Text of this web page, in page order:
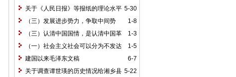
方针*
5-30
关于《人民日报》等报纸的理论水平
的批语〔1〕
1-8
（三）发展进步势力，争取中间势
力，孤立顽固势力
1-3
（三）认清中国国情，是认清中国革
命一切问题的基本依据
1-5
（一）社会主义社会可以分为不发达
和比较发达两个阶段
6-7
建国以来毛泽东文稿
5-22
关于调查谭世瑛的历史情况给湘乡县